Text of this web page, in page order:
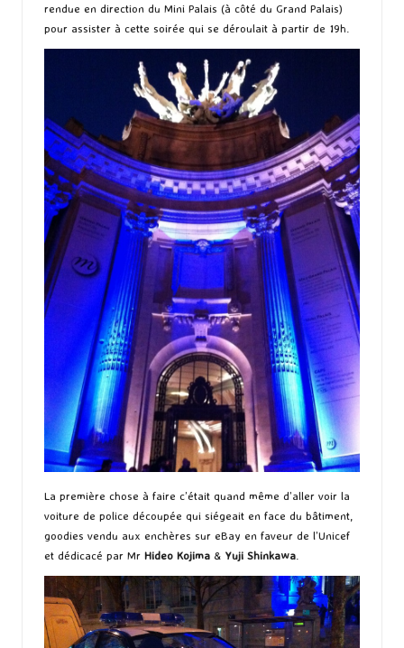
rendue en direction du Mini Palais (à côté du Grand Palais)
pour assister à cette soirée qui se déroulait à partir de 19h.
La première chose à faire c’était quand même d’aller voir la
voiture de police découpée qui siégeait en face du bâtiment,
goodies vendu aux enchères sur eBay en faveur de l’Unicef
et dédicacé par Mr Hideo Kojima & Yuji Shinkawa